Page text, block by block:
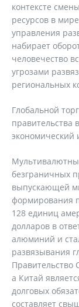
контексте
ресурсов в
управления
набирает
человечество
угрозами
региональных
Глобальной
правительства
экономический
безграничных
выпускающей
формирования
128 единиц
долларов в
алюминий и
развязывания
Правительство
а Китай
долговых
составляет